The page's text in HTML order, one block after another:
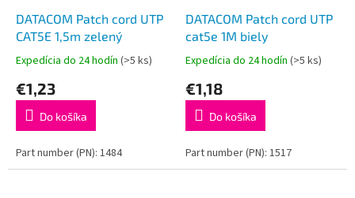
DATACOM Patch cord UTP
CAT5E 1,5m zelený
Expedícia do 24 hodín (>5 ks)
€1,23
Do košíka
Part number (PN): 1484
DATACOM Patch cord UTP
cat5e 1M biely
Expedícia do 24 hodín (>5 ks)
€1,18
Do košíka
Part number (PN): 1517